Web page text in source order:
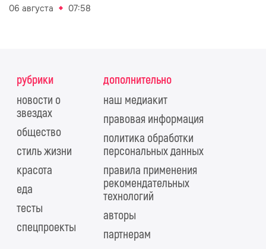
06 августа 07:58
рубрики
новости о
звездах
общество
стиль жизни
красота
еда
тесты
спецпроекты
дополнительно
наш медиакит
правовая информация
политика обработки
персональных данных
правила применения
рекомендательных
технологий
авторы
партнерам